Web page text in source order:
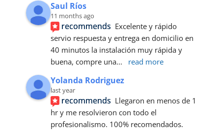
Saul Ríos
11 months ago
recommends Excelente y rápido
servio respuesta y entrega en domicilio en
40 minutos la instalación muy rápida y
buena, compre una... read more
Yolanda Rodriguez
last year
recommends Llegaron en menos de 1
hr y me resolvieron con todo el
profesionalismo. 100% recomendados.